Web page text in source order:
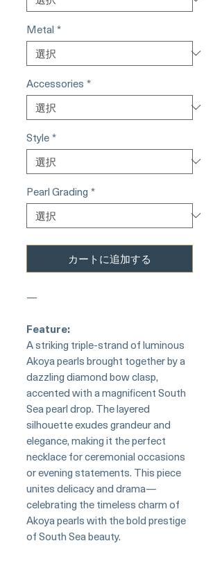
Metal *
Accessories *
Style*
Pearl Grading *
カートに追加する
—
Feature:
A striking triple-strand of luminous
Akoya pearls brought together by a
dazzling diamond bow clasp,
accented with a magnificent South
Sea pearl drop. The layered
silhouette exudes grandeur and
elegance, making it the perfect
necklace for ceremonial occasions
or evening statements. This piece
unites delicacy and drama—
celebrating the timeless charm of
Akoya pearls with the bold prestige
of South Sea beauty.